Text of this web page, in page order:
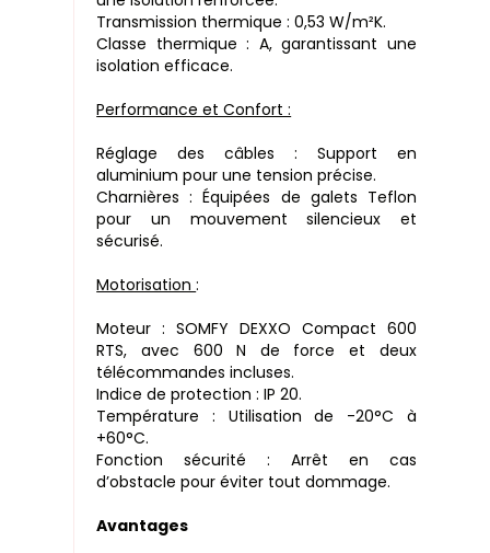
Transmission thermique : 0,53 W/m²K.
Classe thermique : A, garantissant une
isolation efficace.
Performance et Confort :
Réglage des câbles : Support en
aluminium pour une tension précise.
Charnières : Équipées de galets Teflon
pour un mouvement silencieux et
sécurisé.
Motorisation:
Moteur : SOMFY DEXXO Compact 600
RTS, avec 600 N de force et deux
télécommandes incluses.
Indice de protection : IP 20.
Température : Utilisation de -20°C à
+60°C.
Fonction sécurité : Arrêt en cas
d’obstacle pour éviter tout dommage.
Avantages